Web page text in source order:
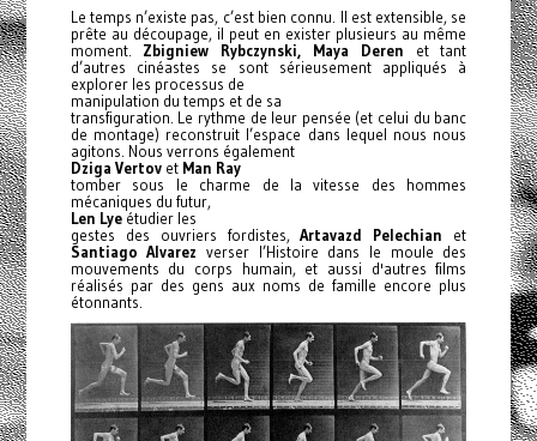
Le temps n’existe pas, c’est bien connu. Il est extensible, se
prête au découpage, il peut en exister plusieurs au même
moment. Zbigniew Rybczynski, Maya Deren et tant
d’autres cinéastes se sont sérieusement appliqués à
explorer les processus de
manipulation du temps et de sa
transfiguration. Le rythme de leur pensée (et celui du banc
de montage) reconstruit l’espace dans lequel nous nous
agitons. Nous verrons également
Dziga Vertovet Man Ray
tomber sous le charme de la vitesse des hommes
mécaniques du futur,
Len Lye étudier les
gestes des ouvriers fordistes,Artavazd Pelechian et
Santiago Alvarez verser l’Histoire dans le moule des
mouvements du corps humain, et aussi d'autres films
réalisés par des gens aux noms de famille encore plus
étonnants.